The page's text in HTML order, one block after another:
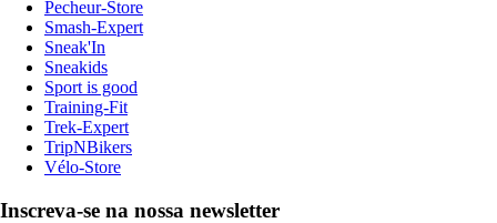
Pecheur-Store
Smash-Expert
Sneak'In
Sneakids
Sport is good
Training-Fit
Trek-Expert
TripNBikers
Vélo-Store
Inscreva-se na nossa newsletter